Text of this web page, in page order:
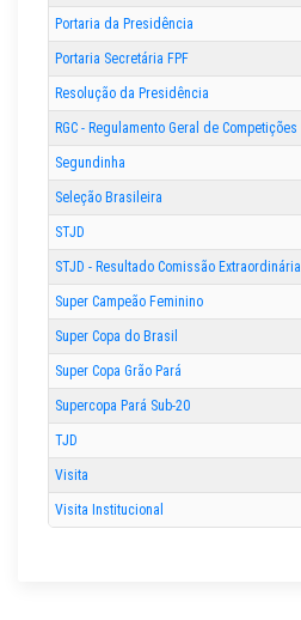
Portaria da Presidência
Portaria Secretária FPF
Resolução da Presidência
RGC - Regulamento Geral de Competições
Segundinha
Seleção Brasileira
STJD
STJD - Resultado Comissão Extraordinária
Super Campeão Feminino
Super Copa do Brasil
Super Copa Grão Pará
Supercopa Pará Sub-20
TJD
Visita
Visita Institucional